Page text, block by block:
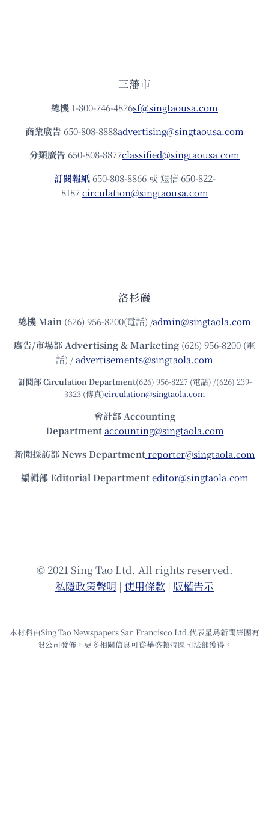
三藩市
總機 1-800-746-4826sf@singtaousa.com
商業廣告 650-808-8888advertising@singtaousa.com
分類廣告 650-808-8877classified@singtaousa.com
訂閱報紙 650-808-8866 或 短信 650-822-
8187circulation@singtaousa.com
洛杉磯
總機Main (626) 956-8200(電話) /admin@singtaola.com
廣告/市場部Advertising & Marketing (626) 956-8200 (電
話) /advertisements@singtaola.com
訂閱部 Circulation Department(626) 956-8227 (電話) /(626) 239-
3323 (傳真)circulation@singtaola.com
會計部 Accounting
Department accounting@singtaola.com
新聞採訪部 News Department reporter@singtaola.com
編輯部 Editorial Department editor@singtaola.com
© 2021 Sing Tao Ltd. All rights reserved.
私隱政策聲明 | 使⽤條款 | 版權告⽰
本材料由Sing Tao Newspapers San Francisco Ltd.代表星島新聞集團有
限公司發佈，更多相關信息可從華盛頓特區司法部獲得。